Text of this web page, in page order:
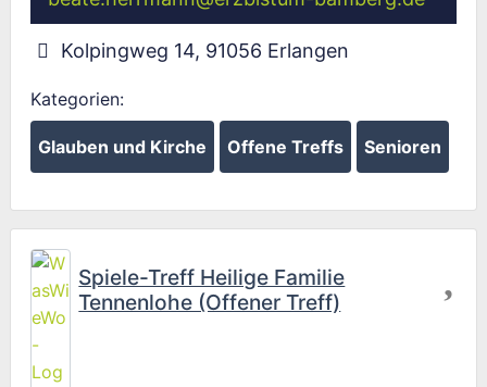
Kolpingweg 14, 91056 Erlangen
Kategorien:
Glauben und Kirche Offene Treffs Senioren
Spiele-Treff Heilige Familie
Tennenlohe (Offener Treff)